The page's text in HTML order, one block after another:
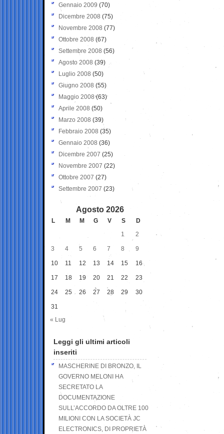
Gennaio 2009 (70)
Dicembre 2008 (75)
Novembre 2008 (77)
Ottobre 2008 (67)
Settembre 2008 (56)
Agosto 2008 (39)
Luglio 2008 (50)
Giugno 2008 (55)
Maggio 2008(63)
Aprile 2008 (50)
Marzo 2008 (39)
Febbraio 2008 (35)
Gennaio 2008 (36)
Dicembre 2007 (25)
Novembre 2007 (22)
Ottobre 2007 (27)
Settembre 2007 (23)
Agosto 2026
L M M G V S
D
1
2
3 4 5 6 7 8 9
10 11 12 13 14 15 16
17 18 19 20 21 22 23
24 25 26 27 28 29 30
31
« Lug
Leggi gli ultimi articoli
inseriti
MASCHERINE DI BRONZO, IL
GOVERNO MELONI HA
SECRETATO LA
DOCUMENTAZIONE
SULL’ACCORDO DA OLTRE 100
MILIONI CON LA SOCIETÀ JC
ELECTRONICS, DI PROPRIETÀ